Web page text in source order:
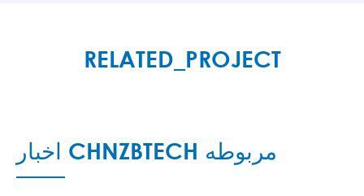
RELATED_PROJECT
اخبار CHNZBTECH مربوطه